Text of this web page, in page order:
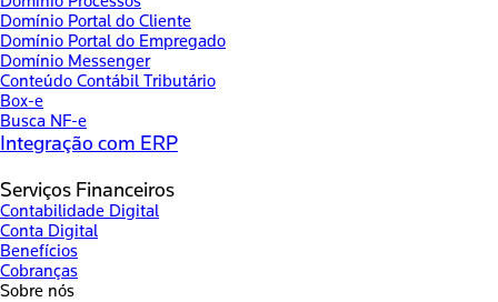
Domínio Portal do Cliente
Domínio Portal do Empregado
Domínio Messenger
Conteúdo Contábil Tributário
Box-e
Busca NF-e
Integração com ERP
Serviços Financeiros
Contabilidade Digital
Conta Digital
Benefícios
Cobranças
Sobre nós